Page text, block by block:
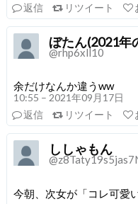
返信
リツイート
ぼたん(2021年
@rhp6xll10
余だけなんか違うww
10:55 – 2021年09月17日
返信
リツイート
ししゃもん
今朝、次女が「コレ可愛